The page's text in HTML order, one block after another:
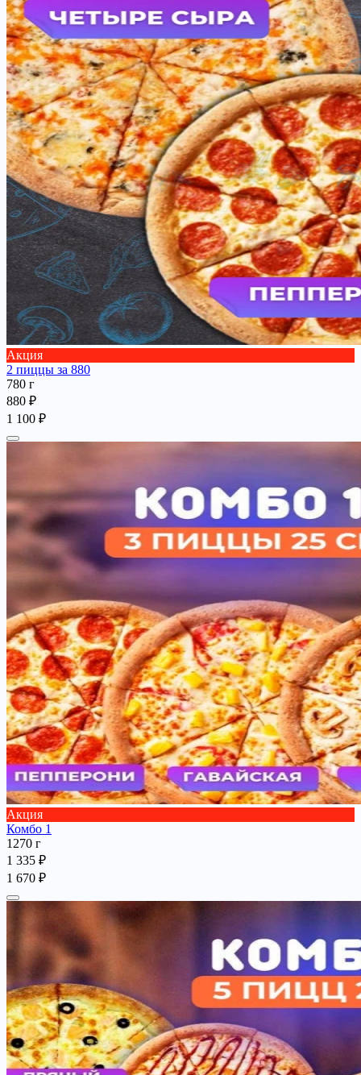
Акция
2 пиццы за 880
780 г
880 ₽
1 100 ₽
Акция
Комбо 1
1270 г
1 335 ₽
1 670 ₽